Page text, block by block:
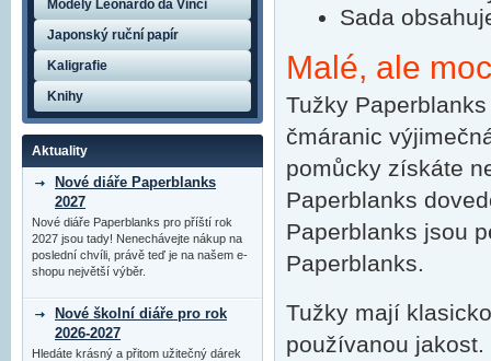
Sada
Malé, ale
Tužky
čmáranic
pomůcky získáte
Paperblanks
Paperblanks jsou
Paperblanks.
Tužky mají
používanou
Modely Leonardo da Vinci
Japonský ruční papír
Kaligrafie
Knihy
Aktuality
Nové diáře Paperblanks
2027
Nové diáře Paperblanks pro příští rok
2027 jsou tady! Nenechávejte nákup na
poslední chvíli, právě teď je na našem e-
shopu největší výběr.
Nové školní diáře pro rok
2026-2027
Hledáte krásný a přitom užitečný dárek